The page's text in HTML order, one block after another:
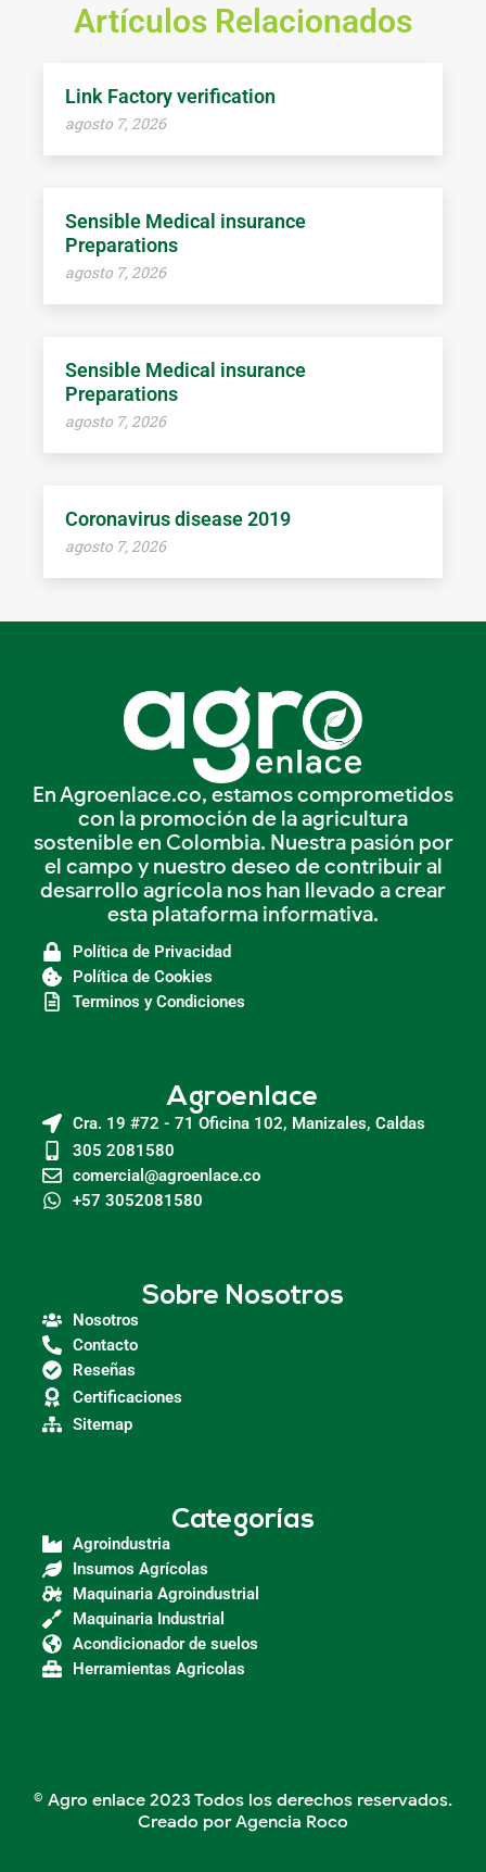
Artículos Relacionados
Link Factory verification
agosto 7, 2026
Sensible Medical insurance
Preparations
agosto 7, 2026
Sensible Medical insurance
Preparations
agosto 7, 2026
Coronavirus disease 2019
agosto 7, 2026
En Agroenlace.co, estamos comprometidos
con la promoción de la agricultura
sostenible en Colombia. Nuestra pasión por
el campo y nuestro deseo de contribuir al
desarrollo agrícola nos han llevado a crear
esta plataforma informativa.
Política de Privacidad
Política de Cookies
Terminos y Condiciones
Agroenlace
Cra. 19 #72 - 71 Oficina 102, Manizales, Caldas
305 2081580
comercial@agroenlace.co
+57 3052081580
Sobre Nosotros
Nosotros
Contacto
Reseñas
Certificaciones
Sitemap
Categorías
Agroindustria
Insumos Agrícolas
Maquinaria Agroindustrial
Maquinaria Industrial
Acondicionador de suelos
Herramientas Agricolas
© Agro enlace 2023 Todos los derechos reservados.
Creado por Agencia Roco